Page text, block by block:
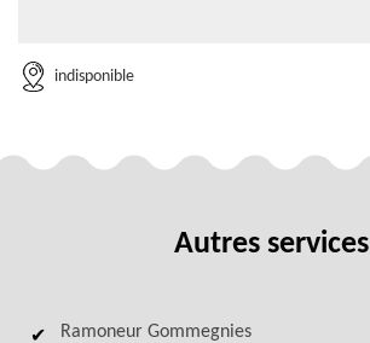
indisponible
Autres services
Ramoneur Gommegnies